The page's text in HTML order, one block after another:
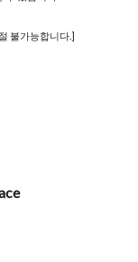
불가능합니다.]